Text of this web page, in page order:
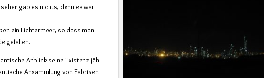
gab es nichts, denn es war
ein Lichtermeer, so dass man
gefallen.
Anblick seine Existenz jäh
Ansammlung von Fabriken,